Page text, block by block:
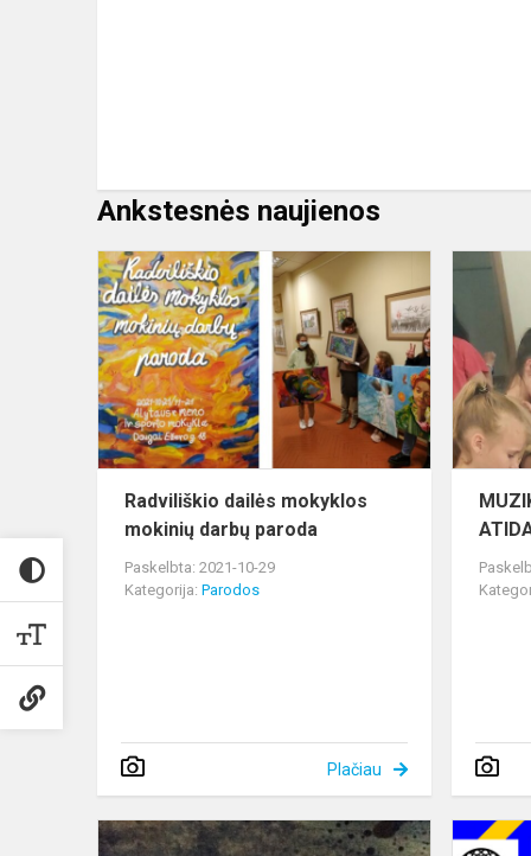
Ankstesnės naujienos
Radviliškio
dailės
mokyklos
mokinių
darbų
paroda
Radviliškio dailės mokyklos
mokinių darbų paroda
Paskelbta: 2021-10-29
Kategorija: Parodos
Plačiau
II